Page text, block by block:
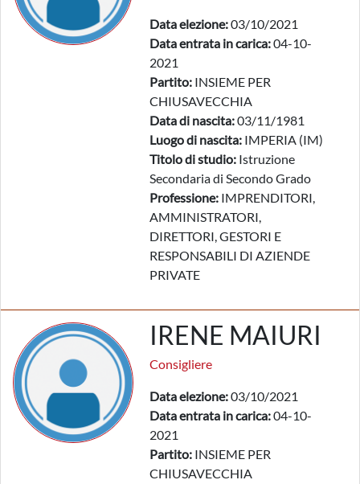
Data elezione:03/10/2021
Data entrata in carica:04-10-
2021
Partito: INSIEME PER
CHIUSAVECCHIA
Data di nascita:03/11/1981
Luogo di nascita: IMPERIA (IM)
Titolo di studio: Istruzione
Secondaria di Secondo Grado
Professione: IMPRENDITORI,
AMMINISTRATORI,
DIRETTORI, GESTORI E
RESPONSABILI DI AZIENDE
PRIVATE
IRENE MAIURI
Consigliere
Data elezione:03/10/2021
Data entrata in carica:04-10-
2021
Partito: INSIEME PER
CHIUSAVECCHIA